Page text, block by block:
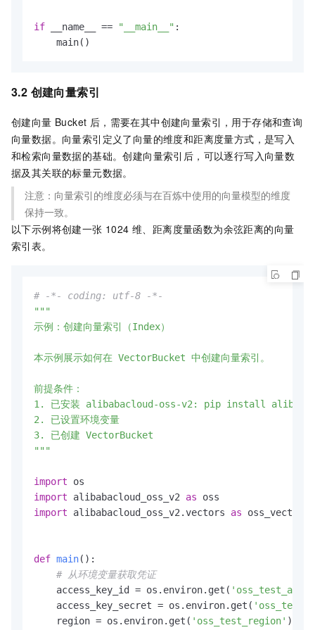
if __name__ == "__main__" :
    main()
3.2 创建向量索引
创建向量 Bucket 后，需要在其中创建向量索引，用于存储和查询
向量数据。向量索引定义了向量的维度和距离度量方式，是写入
和检索向量数据的基础。创建向量索引后，可以逐行写入向量数
据及其关联的标量元数据。
注意：向量索引的维度必须与在百炼中使用的向量模型的维度
保持一致。
以下示例将创建一张 1024 维、距离度量函数为余弦距离的向量
索引表。
# -*- coding: utf-8 -*-
"""
示例：创建向量索引（Index）
本示例展示如何在 VectorBucket 中创建向量索引。
前提条件：
1. 已安装 alibabacloud-oss-v2: pip install
2. 已设置环境变量
3. 已创建 VectorBucket
"""
import
import alibabacloud_oss_v2 as
import alibabacloud_oss_v2.vectors as oss_vectors
def main():
# 从环境变量获取凭证
    access_key_id = os.environ.get(
    access_key_secret = os.environ.get(
    region = os.environ.get(
'oss_test_region' )